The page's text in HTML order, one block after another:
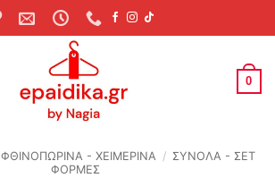
0
ΦΘΙΝΟΠΩΡΙΝΆ - ΧΕΙΜΕΡΙΝΆ / ΣΥΝΟΛΑ - ΣΕΤ
ΦΟΡΜΕΣ